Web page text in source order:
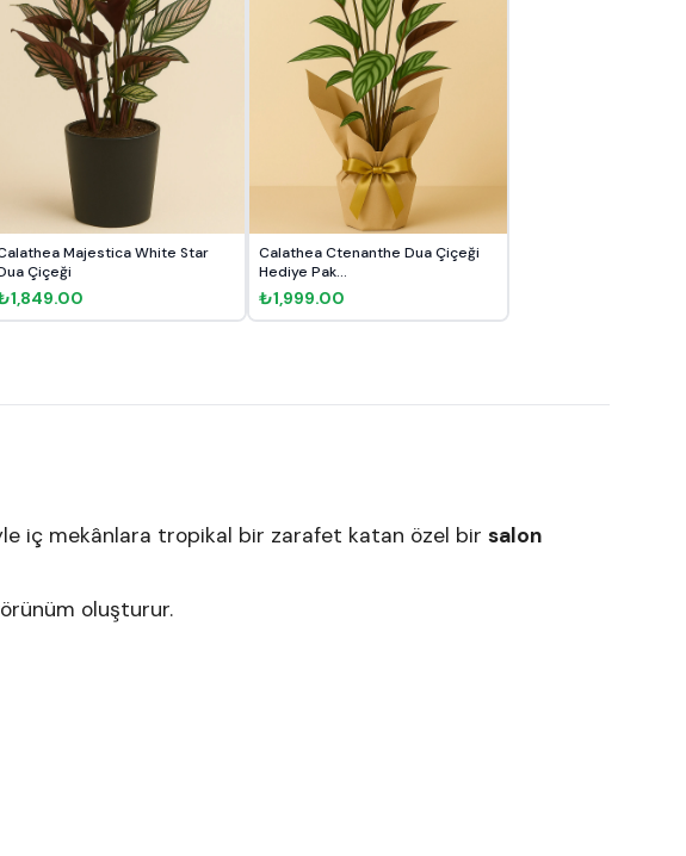
Majestica White Star
Çiçeği
Calathea Ctenanthe Dua Çiçeği
Hediye Pak...
₺1,999.00
iç mekânlara tropikal bir zarafet katan özel bir salon
oluşturur.